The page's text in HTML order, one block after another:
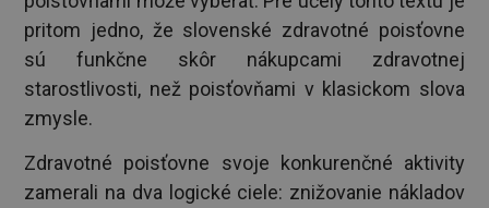
pritom jedno, že slovenské zdravotné poisťovne
sú funkčne skôr nákupcami zdravotnej
starostlivosti, než poisťovňami v klasickom slova
zmysle.
Zdravotné poisťovne svoje konkurenčné aktivity
zamerali na dva logické ciele: znižovanie nákladov